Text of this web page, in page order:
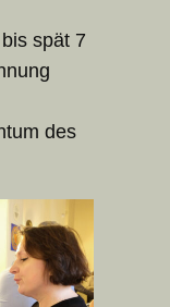
spät 7
des